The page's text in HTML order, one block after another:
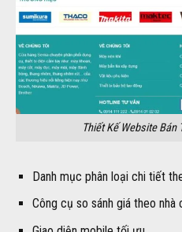
Thiết Kế Website Bán
Danh mục phân loại chi tiết
Công cụ so sánh giá theo nhà